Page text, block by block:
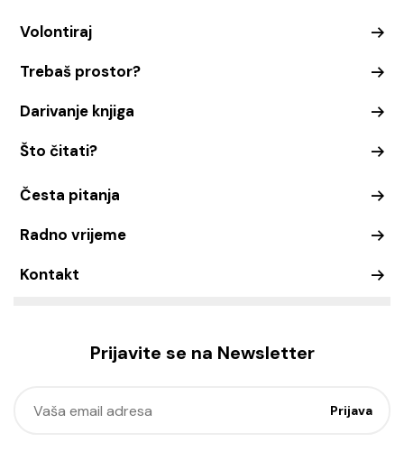
Volontiraj
Trebaš prostor?
Darivanje knjiga
Što čitati?
Česta pitanja
Radno vrijeme
Kontakt
Prijavite se na Newsletter